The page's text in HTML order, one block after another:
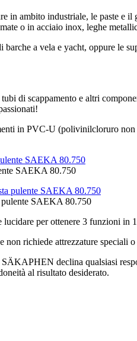
in ambito industriale, le paste
o in acciaio inox, leghe
a vela e yacht, oppure le
di scappamento e altri
in PVC-U (polivinilcloruro
SAEKA 80.750
pulente SAEKA 80.750
per ottenere 3 funzioni in
non richiede attrezzature
declina qualsiasi
al risultato desiderato.